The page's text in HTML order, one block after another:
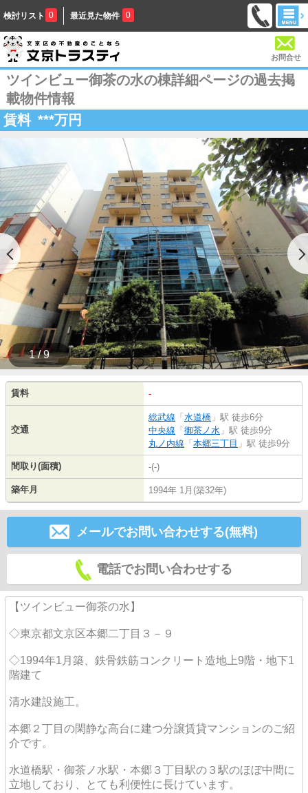
検討リスト 0 最近見た物件 0
お問合せ
ツインビュー御茶の水の棟詳細ページの過去掲
載物件情報
賃料 ***万円
1 / 9
賃料 -
交通
総武線 「 水道橋 」駅 徒歩6分
中央線 「 御茶ノ水 」駅 徒歩9分
丸ノ内線 「 本郷三丁目 」駅 徒歩9分
間取り(面積) -(-)
築年月 1994年 1月(築32年)
メールでお問い合わせする(無料)
電話でお問い合わせする
【ツインビュー御茶の水】
◇東京都文京区本郷二丁目３－９
◇1994年1月築、鉄骨鉄筋コンクリート造地上9階・地下1
階建て
清水建設施工。
本郷２丁目の閑静な高台に建つ分譲賃貸マンションのご紹
介です。
水道橋駅・御茶ノ水駅・本郷３丁目駅の３駅のほぼ中間に
立地しており、とても利便性に長けています。